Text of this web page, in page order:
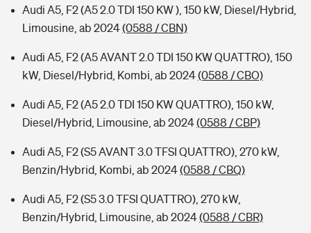
Audi A5, F2 (A5 2.0 TDI 150 KW ), 150 kW, Diesel/Hybrid,
Limousine, ab 2024(0588 / CBN)
Audi A5, F2 (A5 AVANT 2.0 TDI 150 KW QUATTRO), 150
kW, Diesel/Hybrid, Kombi, ab 2024(0588 / CBO)
Audi A5, F2 (A5 2.0 TDI 150 KW QUATTRO), 150 kW,
Diesel/Hybrid, Limousine, ab 2024(0588 / CBP)
Audi A5, F2 (S5 AVANT 3.0 TFSI QUATTRO), 270 kW,
Benzin/Hybrid, Kombi, ab 2024(0588 / CBQ)
Audi A5, F2 (S5 3.0 TFSI QUATTRO), 270 kW,
Benzin/Hybrid, Limousine, ab 2024(0588 / CBR)